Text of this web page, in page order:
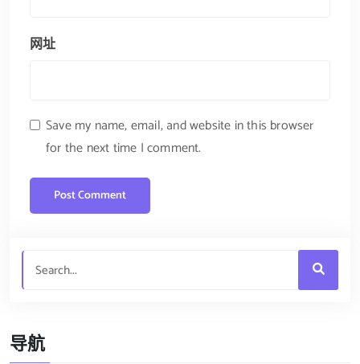
网址
Save my name, email, and website in this browser
for the next time I comment.
导航